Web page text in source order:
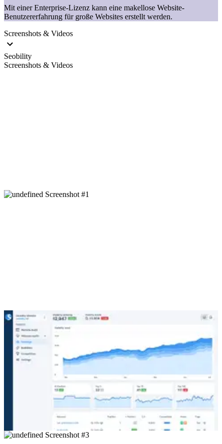
Mit einer Enterprise-Lizenz kann eine makellose Website-
Benutzererfahrung für große Websites erstellt werden.
Screenshots & Videos
Seobility
Screenshots & Videos